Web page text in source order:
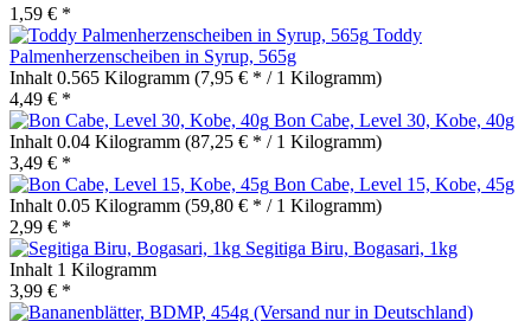
1,59 € *
Toddy
Palmenherzenscheiben in Syrup, 565g
Inhalt 0.565 Kilogramm (7,95 € * / 1 Kilogramm)
4,49 € *
Bon Cabe, Level 30, Kobe, 40g
Inhalt 0.04 Kilogramm (87,25 € * / 1 Kilogramm)
3,49 € *
Bon Cabe, Level 15, Kobe, 45g
Inhalt 0.05 Kilogramm (59,80 € * / 1 Kilogramm)
2,99 € *
Segitiga Biru, Bogasari, 1kg
Inhalt 1 Kilogramm
3,99 € *